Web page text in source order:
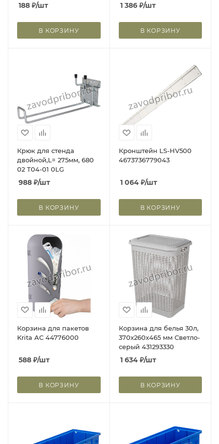
188 ₽/шт
В КОРЗИНУ
1 386₽/шт
В КОРЗИНУ
Крюк для стенда
двойной,L= 275мм, 680
02 Т04-01 0LG
988 ₽/шт
В КОРЗИНУ
Кронштейн LS-HV500
4673736779043
1 064₽/шт
В КОРЗИНУ
Корзина для пакетов
Krita АС 44776000
588 ₽/шт
В КОРЗИНУ
Корзина для белья 30л,
370х260х465 мм Светло-
серый 431293330
1 634₽/шт
В КОРЗИНУ